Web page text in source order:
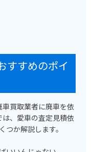
すめのポイ
買取業者に廃車を依
、愛車の査定見積依
か解説します。